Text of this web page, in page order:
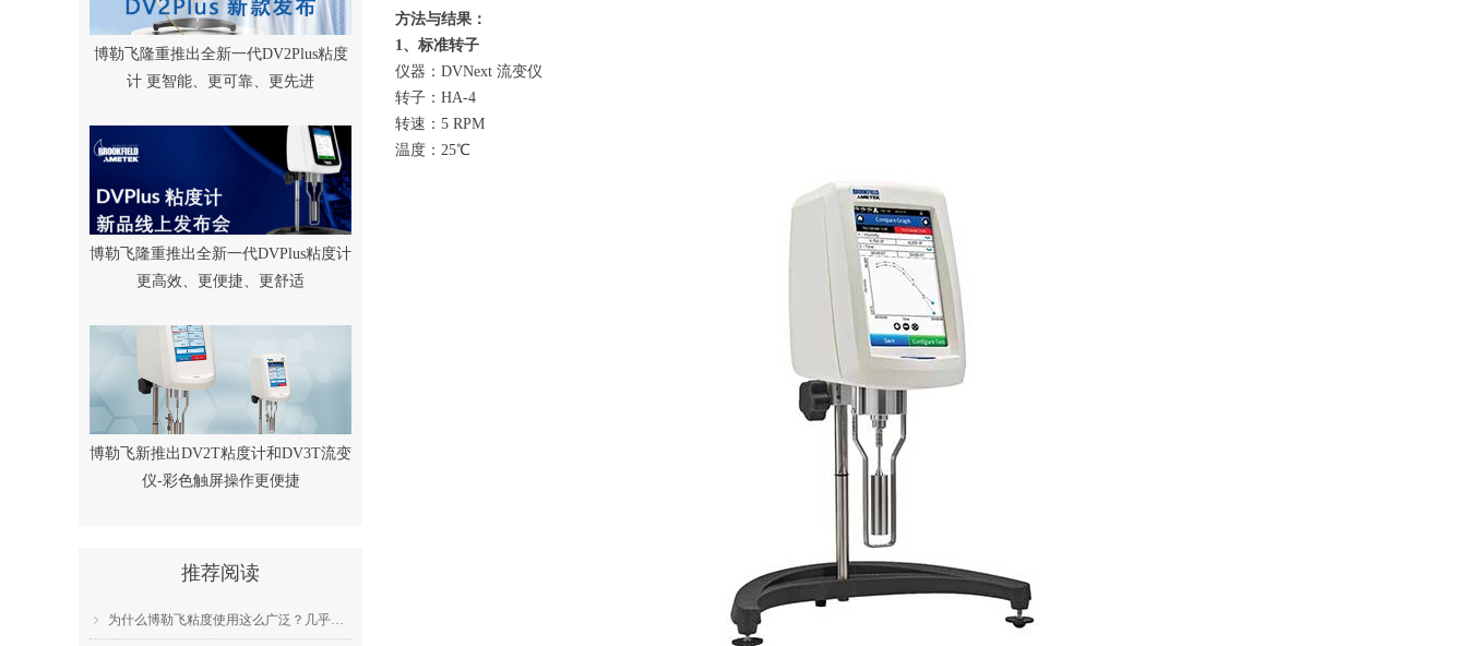
方法与结果：
1、标准转子
仪器：DVNext 流变仪
转子：HA-4
转速：5 RPM
温度：25℃
ꁇ 为什么博勒飞粘度使用这么广泛？几乎成为了行业标准？
推荐阅读
博勒飞隆重推出全新一代DV2Plus粘度
计 更智能、更可靠、更先进
博勒飞隆重推出全新一代DVPlus粘度计
更高效、更便捷、更舒适
博勒飞新推出DV2T粘度计和DV3T流变
仪-彩色触屏操作更便捷